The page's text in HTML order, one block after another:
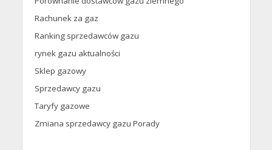
Rachunek za gaz
Ranking sprzedawców gazu
rynek gazu aktualności
Sklep gazowy
Sprzedawcy gazu
Taryfy gazowe
Zmiana sprzedawcy gazu Porady